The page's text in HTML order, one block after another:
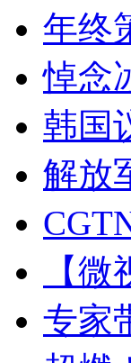
年终
悼念
韩国
解放
【
专家